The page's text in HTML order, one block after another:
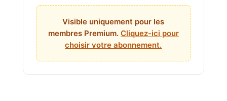
Visible uniquement pour les
membres Premium. Cliquez-ici pour
choisir votre abonnement.